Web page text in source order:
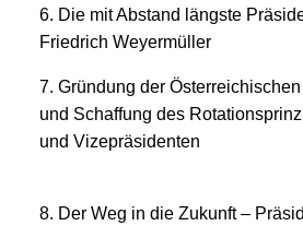
6. Die mit Abstand längste
Friedrich Weyermüller
7. Gründung der
und Schaffung des
und Vizepräsidenten
8. Der Weg in die Zukunft –